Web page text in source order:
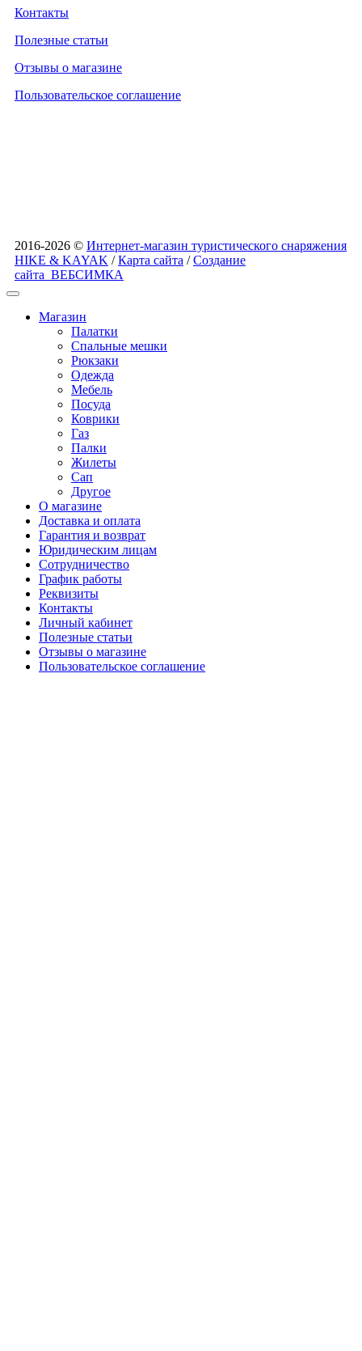
Контакты
Полезные статьи
Отзывы о магазине
Пользовательское соглашение
2016-2026 © Интернет-магазин туристического снаряжения
HIKE & KAYAK /Карта сайта /Создание
сайта ВЕБСИМКА
Магазин
Палатки
Спальные мешки
Рюкзаки
Одежда
Мебель
Посуда
Коврики
Газ
Палки
Жилеты
Сап
Другое
О магазине
Доставка и оплата
Гарантия и возврат
Юридическим лицам
Сотрудничество
График работы
Реквизиты
Контакты
Личный кабинет
Полезные статьи
Отзывы о магазине
Пользовательское соглашение